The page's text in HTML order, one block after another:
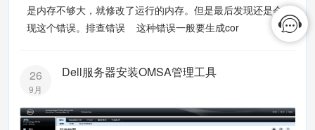
是内存不够大，就修改了运行的内存。但是最后发现还是会出
现这个错误。排查错误 这种错误一般要生成cor
26
9月
Dell服务器安装OMSA管理工具